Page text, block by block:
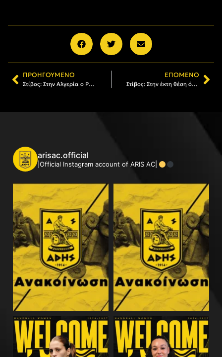
ΠΡΟΗΓΟΎΜΕΝΟ
Στίβος: Στην Αλγερία ο Ρίζος για τους Μεσογειακούς Αγώνες
ΕΠΌΜΕΝΟ
Στίβος: Στην έκτη θέση όλων των εποχών ο Ρίζος
arisac.official
|Official Instagram account of ARIS AC|